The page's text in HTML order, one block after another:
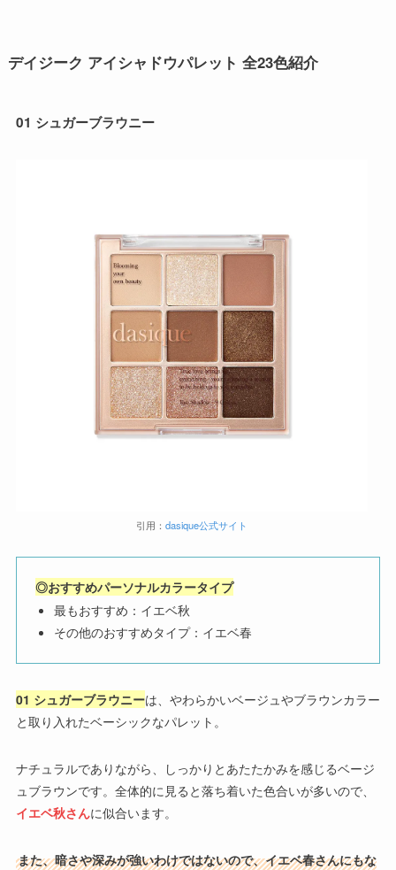
デイジーク アイシャドウパレット 全23色紹介
01 シュガーブラウニー
引用： dasique公式サイト
◎おすすめパーソナルカラータイプ
最もおすすめ：イエベ秋
その他のおすすめタイプ：イエベ春
01 シュガーブラウニーは、やわらかいベージュやブラウンカラー
と取り入れたベーシックなパレット。
ナチュラルでありながら、しっかりとあたたかみを感じるベージ
ュブラウンです。全体的に見ると落ち着いた色合いが多いので、
イエベ秋さんに似合います。
また、暗さや深みが強いわけではないので、イエベ春さんにもな